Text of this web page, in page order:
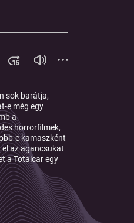
sok barátja,
e még egy
a
horrorfilmek,
e kamaszként
el az agancsukat
a Totalcar egy